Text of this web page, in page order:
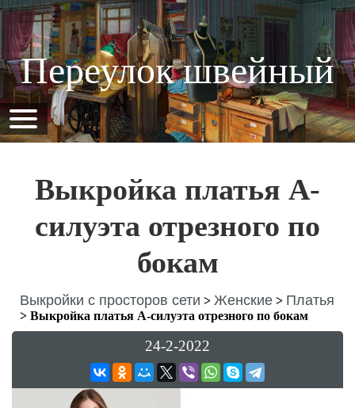
Переулок швейный
Выкройка платья А-
силуэта отрезного по
бокам
Выкройки с просторов сети > Женские > Платья
> Выкройка платья А-силуэта отрезного по бокам
24-2-2022